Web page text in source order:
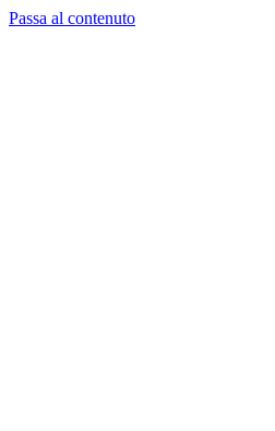
Passa al contenuto